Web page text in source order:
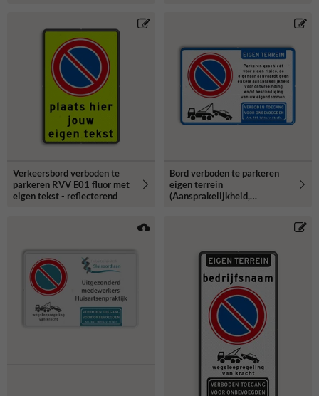
Verkeersbord verboden te
parkeren RVV E01 fluor met
eigen tekst - reflecterend
Bord verboden te parkeren
eigen terrein
(Aansprakelijkheid,